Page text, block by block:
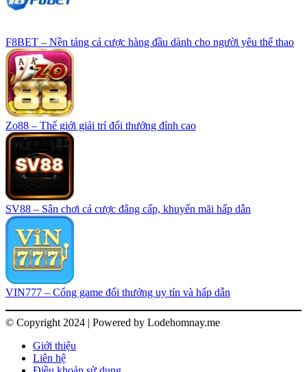
F8BET – Nền tảng cá cược hàng đầu dành cho người yêu thể thao
Zo88 – Thế giới giải trí đổi thưởng đỉnh cao
SV88 – Sân chơi cá cược đẳng cấp, khuyến mãi hấp dẫn
VIN777 – Cổng game đổi thưởng uy tín và hấp dẫn
© Copyright 2024 | Powered by Lodehomnay.me
Giới thiệu
Liên hệ